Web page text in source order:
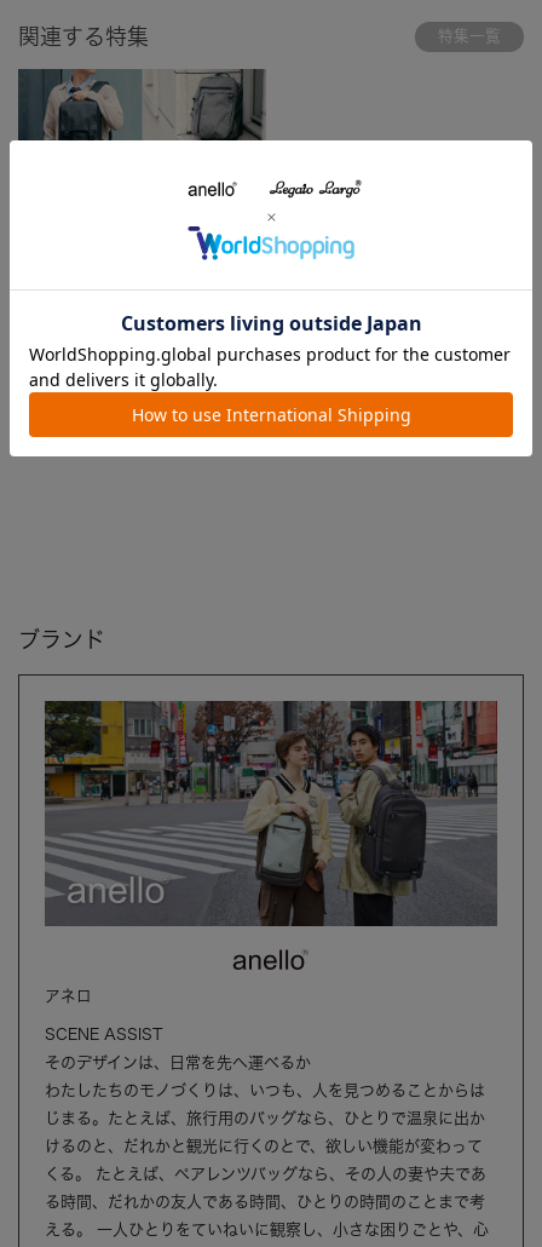
関連する特集 特集一覧
ブランド
アネロ
SCENE ASSIST
そのデザインは、日常を先へ運べるか
わたしたちのモノづくりは、いつも、人を見つめることからは
じまる。たとえば、旅行用のバッグなら、ひとりで温泉に出か
けるのと、だれかと観光に行くのとで、欲しい機能が変わって
くる。 たとえば、ペアレンツバッグなら、その人の妻や夫であ
る時間、だれかの友人である時間、ひとりの時間のことまで考
える。 一人ひとりをていねいに観察し、小さな困りごとや、心